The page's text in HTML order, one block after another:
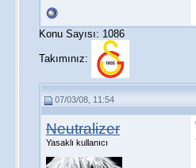
Konu Sayısı: 1086
Takımınız:
07/03/08, 11:54
Neutralizer
Yasaklı kullanıcı